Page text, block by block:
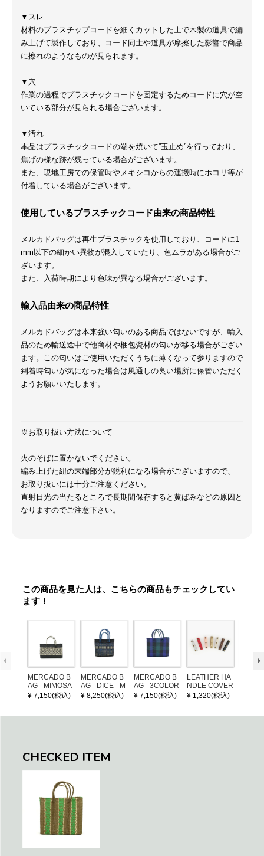
▼スレ
材料のプラスチップコードを細くカットした上で木製の道具で編
み上げて製作しており、コード同士や道具が摩擦した影響で商品
に擦れのようなものが見られます。
▼穴
作業の過程でプラスチックコードを固定するためコードに穴が空
いている部分が見られる場合ございます。
▼汚れ
本品はプラスチックコードの端を焼いて”玉止め”を行っており、
焦げの様な跡が残っている場合がございます。
また、現地工房での保管時やメキシコからの運搬時にホコリ等が
付着している場合がございます。
使用しているプラスチックコード由来の商品特性
メルカドバッグは再生プラスチックを使用しており、コードに1
mm以下の細かい異物が混入していたり、色ムラがある場合がご
ざいます。
また、入荷時期により色味が異なる場合がございます。
輸入品由来の商品特性
メルカドバッグは本来強い匂いのある商品ではないですが、輸入
品のため輸送途中で他商材や梱包資材の匂いが移る場合がござい
ます。この匂いはご使用いただくうちに薄くなって参りますので
到着時匂いが気になった場合は風通しの良い場所に保管いただく
ようお願いいたします。
※お取り扱い方法について
火のそばに置かないでください。
編み上げた紐の末端部分が鋭利になる場合がございますので、
お取り扱いには十分ご注意ください。
直射日光の当たるところで長期間保存すると黄ばみなどの原因と
なりますのでご注意下さい。
この商品を見た人は、こちらの商品もチェックしてい
ます！
MERCADO B
AG - MIMOSA
- Black / Crea
m (SHORT X
¥ 7,150(税込)
MERCADO B
AG - DICE - M
OSAIC - Black
/ Cream / Meta
¥ 8,250(税込)
MERCADO B
AG - 3COLOR
S CHECK - Bl
ack / Dark Gre
¥ 7,150(税込)
LEATHER HA
NDLE COVER
¥ 1,320(税込)
CHECKED ITEM